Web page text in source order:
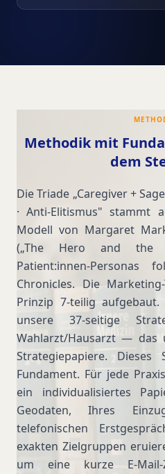
Methodik mit
dem
Die Triade „Caregiver +
· Anti-Elitismus" stammt
Modell von Margaret
(„The Hero and the
Patient:innen-Personas
Chronicles. Die
Prinzip 7-teilig
unsere 37-seitige
Wahlarzt/Hausarzt — das
Strategiepapiere.
Fundament. Für jede
ein individualisiertes
Geodaten, Ihres
telefonischen
exakten Zielgruppen
um eine kurze E-Mail-